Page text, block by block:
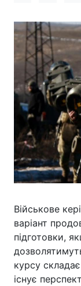
Військове
варіант
підготовки,
курсу
існує